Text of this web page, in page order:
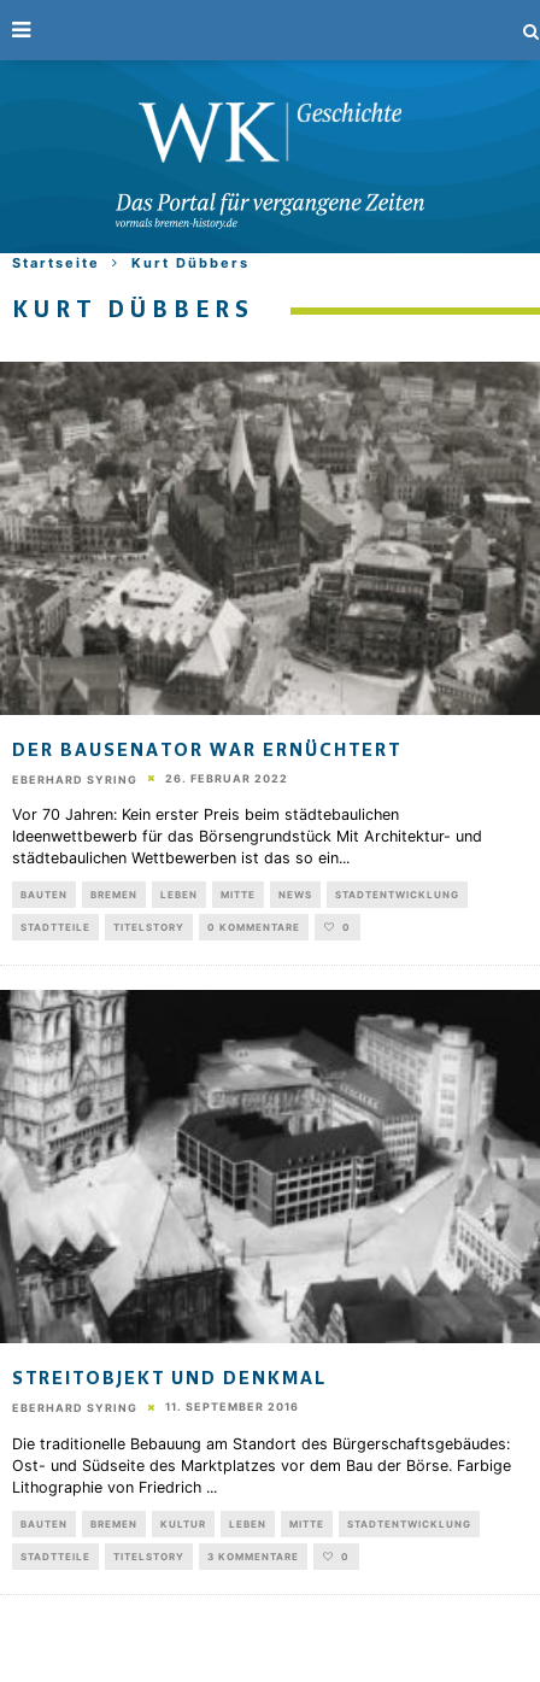
Startseite Kurt Dübbers
KURT DÜBBERS
DER BAUSENATOR WAR ERNÜCHTERT
EBERHARD SYRING 26. FEBRUAR 2022
Vor 70 Jahren: Kein erster Preis beim städtebaulichen
Ideenwettbewerb für das Börsengrundstück Mit Architektur- und
städtebaulichen Wettbewerben ist das so ein...
BAUTEN BREMEN LEBEN MITTE NEWS STADTENTWICKLUNG
STADTTEILE TITELSTORY 0 KOMMENTARE 0
STREITOBJEKT UND DENKMAL
EBERHARD SYRING 11. SEPTEMBER 2016
Die traditionelle Bebauung am Standort des Bürgerschaftsgebäudes:
Ost- und Südseite des Marktplatzes vor dem Bau der Börse. Farbige
Lithographie von Friedrich ...
BAUTEN BREMEN KULTUR LEBEN MITTE STADTENTWICKLUNG
STADTTEILE TITELSTORY 3 KOMMENTARE 0